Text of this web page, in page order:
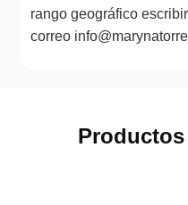
rango geográfico escribir
correo